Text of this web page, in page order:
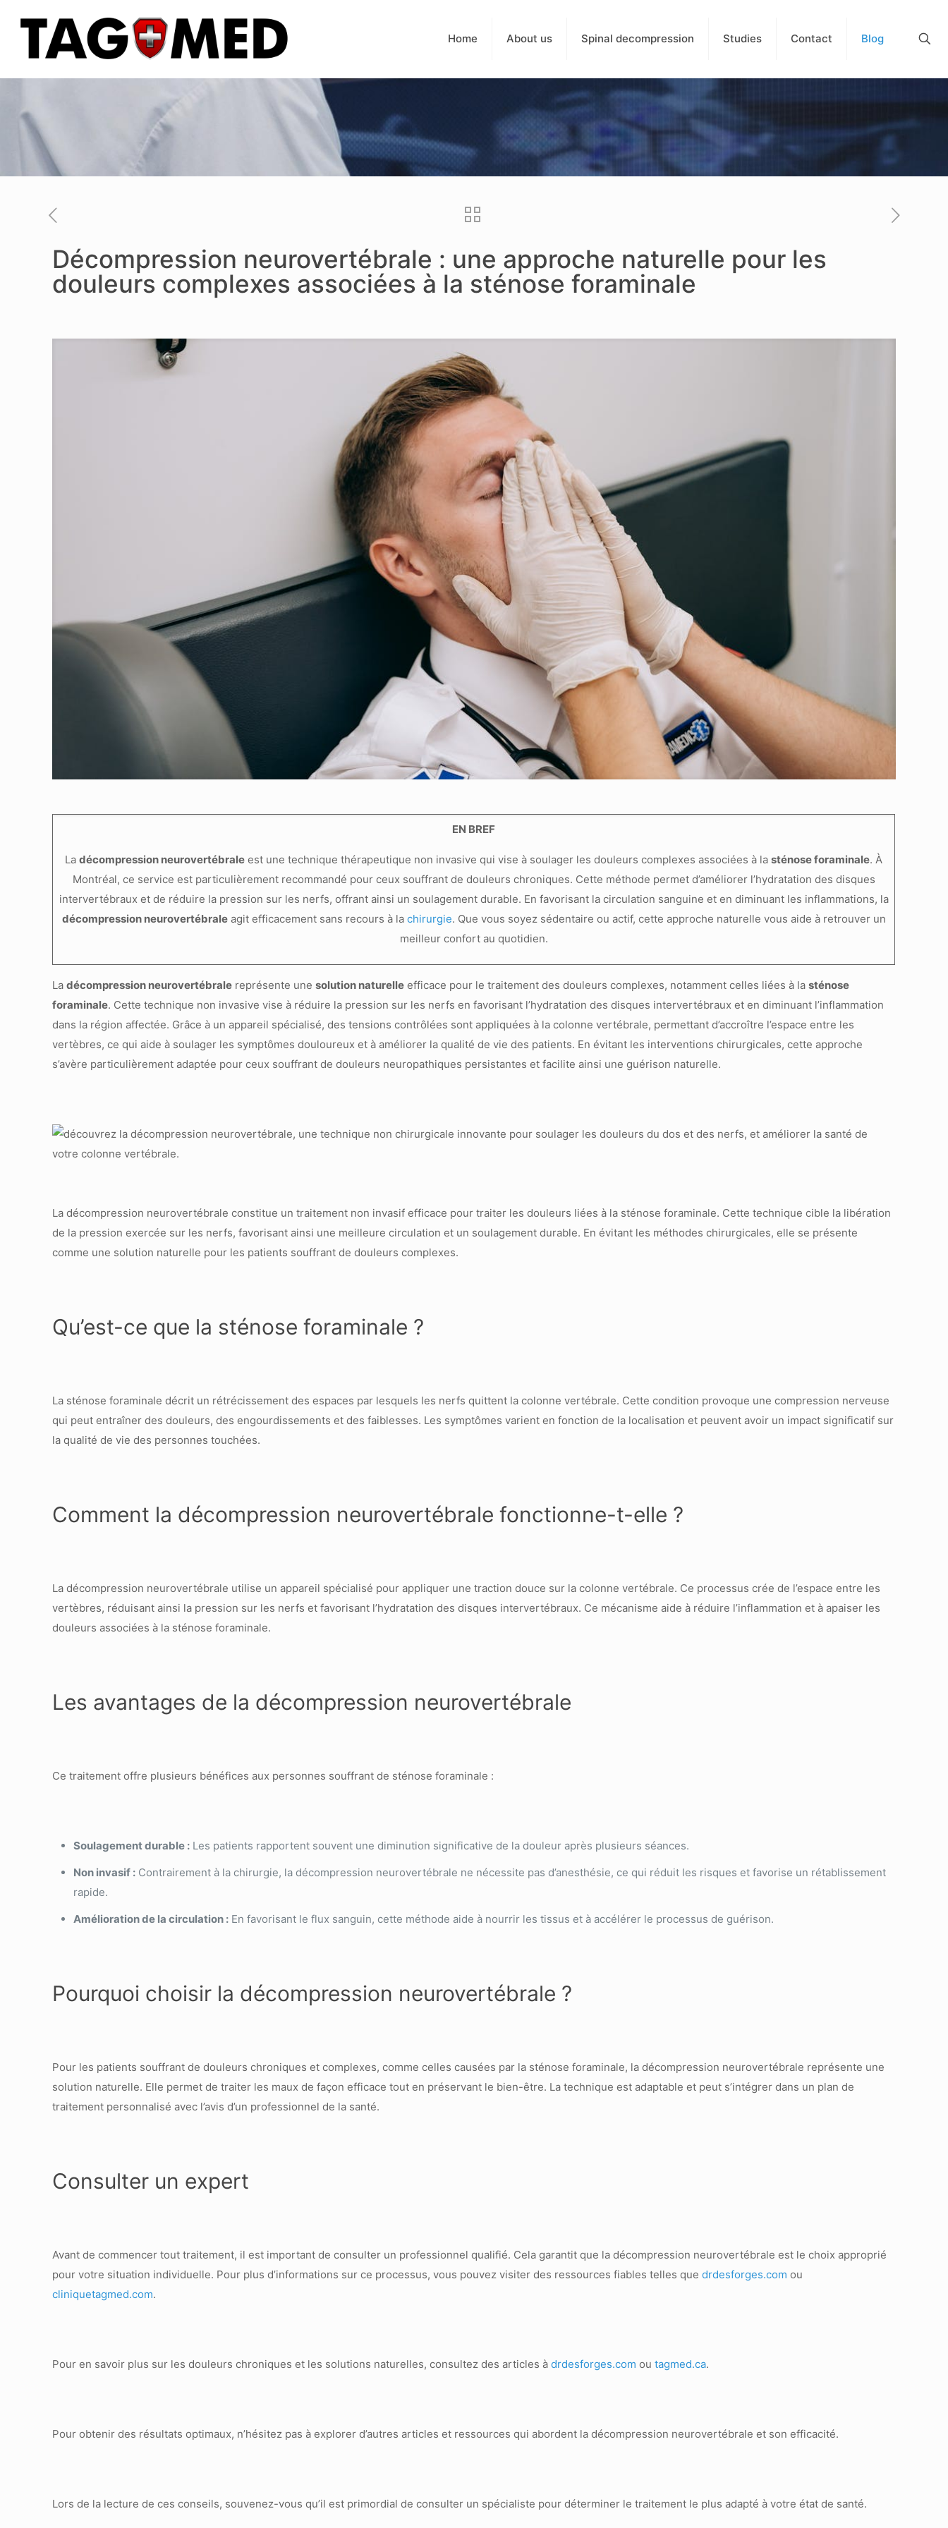
Home About us Spinal decompression Studies Contact Blog
Décompression neurovertébrale : une approche naturelle pour les
douleurs complexes associées à la sténose foraminale
EN BREF
Ladécompression neurovertébrale est une technique thérapeutique non invasive qui vise à soulager les douleurs complexes associées à lasténose foraminale. À
Montréal, ce service est particulièrement recommandé pour ceux souffrant de douleurs chroniques. Cette méthode permet d’améliorer l’hydratation des disques
intervertébraux et de réduire la pression sur les nerfs, offrant ainsi un soulagement durable. En favorisant la circulation sanguine et en diminuant les inflammations, la
décompression neurovertébraleagit efficacement sans recours à la chirurgie. Que vous soyez sédentaire ou actif, cette approche naturelle vous aide à retrouver un
meilleur confort au quotidien.
Ladécompression neurovertébrale représente unesolution naturelle efficace pour le traitement des douleurs complexes, notamment celles liées à lasténose
foraminale. Cette technique non invasive vise à réduire la pression sur les nerfs en favorisant l’hydratation des disques intervertébraux et en diminuant l’inflammation
dans la région affectée. Grâce à un appareil spécialisé, des tensions contrôlées sont appliquées à la colonne vertébrale, permettant d’accroître l’espace entre les
vertèbres, ce qui aide à soulager les symptômes douloureux et à améliorer la qualité de vie des patients. En évitant les interventions chirurgicales, cette approche
s’avère particulièrement adaptée pour ceux souffrant de douleurs neuropathiques persistantes et facilite ainsi une guérison naturelle.
La décompression neurovertébrale constitue un traitement non invasif efficace pour traiter les douleurs liées à la sténose foraminale. Cette technique cible la libération
de la pression exercée sur les nerfs, favorisant ainsi une meilleure circulation et un soulagement durable. En évitant les méthodes chirurgicales, elle se présente
comme une solution naturelle pour les patients souffrant de douleurs complexes.
Qu’est-ce que la sténose foraminale ?
La sténose foraminale décrit un rétrécissement des espaces par lesquels les nerfs quittent la colonne vertébrale. Cette condition provoque une compression nerveuse
qui peut entraîner des douleurs, des engourdissements et des faiblesses. Les symptômes varient en fonction de la localisation et peuvent avoir un impact significatif sur
la qualité de vie des personnes touchées.
Comment la décompression neurovertébrale fonctionne-t-elle ?
La décompression neurovertébrale utilise un appareil spécialisé pour appliquer une traction douce sur la colonne vertébrale. Ce processus crée de l’espace entre les
vertèbres, réduisant ainsi la pression sur les nerfs et favorisant l’hydratation des disques intervertébraux. Ce mécanisme aide à réduire l’inflammation et à apaiser les
douleurs associées à la sténose foraminale.
Les avantages de la décompression neurovertébrale
Ce traitement offre plusieurs bénéfices aux personnes souffrant de sténose foraminale :
Soulagement durable : Les patients rapportent souvent une diminution significative de la douleur après plusieurs séances.
Non invasif : Contrairement à la chirurgie, la décompression neurovertébrale ne nécessite pas d’anesthésie, ce qui réduit les risques et favorise un rétablissement
rapide.
Amélioration de la circulation : En favorisant le flux sanguin, cette méthode aide à nourrir les tissus et à accélérer le processus de guérison.
Pourquoi choisir la décompression neurovertébrale ?
Pour les patients souffrant de douleurs chroniques et complexes, comme celles causées par la sténose foraminale, la décompression neurovertébrale représente une
solution naturelle. Elle permet de traiter les maux de façon efficace tout en préservant le bien-être. La technique est adaptable et peut s’intégrer dans un plan de
traitement personnalisé avec l’avis d’un professionnel de la santé.
Consulter un expert
Avant de commencer tout traitement, il est important de consulter un professionnel qualifié. Cela garantit que la décompression neurovertébrale est le choix approprié
pour votre situation individuelle. Pour plus d’informations sur ce processus, vous pouvez visiter des ressources fiables telles quedrdesforges.com ou
cliniquetagmed.com.
Pour en savoir plus sur les douleurs chroniques et les solutions naturelles, consultez des articles àdrdesforges.com outagmed.ca.
Pour obtenir des résultats optimaux, n’hésitez pas à explorer d’autres articles et ressources qui abordent la décompression neurovertébrale et son efficacité.
Lors de la lecture de ces conseils, souvenez-vous qu’il est primordial de consulter un spécialiste pour déterminer le traitement le plus adapté à votre état de santé.